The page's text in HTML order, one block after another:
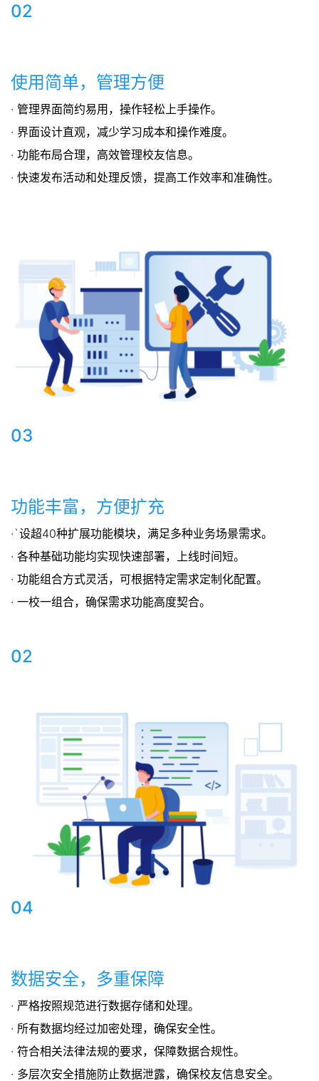
02
使用简单，管理方便
· 管理界面简约易用，操作轻松上手操作。
· 界面设计直观，减少学习成本和操作难度。
· 功能布局合理，高效管理校友信息。
· 快速发布活动和处理反馈，提高工作效率和准确性。
03
功能丰富，方便扩充
·`设超40种扩展功能模块，满足多种业务场景需求。
· 各种基础功能均实现快速部署，上线时间短。
· 功能组合方式灵活，可根据特定需求定制化配置。
· 一校一组合，确保需求功能高度契合。
02
04
数据安全，多重保障
· 严格按照规范进行数据存储和处理。
· 所有数据均经过加密处理，确保安全性。
· 符合相关法律法规的要求，保障数据合规性。
· 多层次安全措施防止数据泄露，确保校友信息安全。